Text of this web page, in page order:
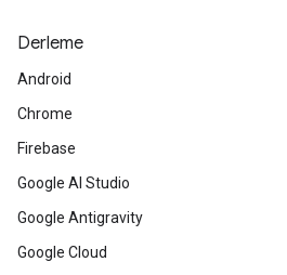
Derleme
Android
Chrome
Firebase
Google AI Studio
Google Antigravity
Google Cloud